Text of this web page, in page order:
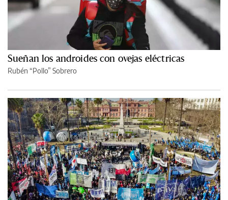
Sueñan los androides con ovejas eléctricas
Rubén “Pollo” Sobrero